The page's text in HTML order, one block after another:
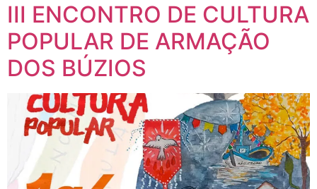
III ENCONTRO DE CULTURA
POPULAR DE ARMAÇÃO
DOS BÚZIOS